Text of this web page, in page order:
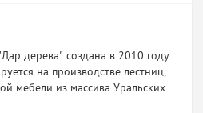
дерева" создана в 2010 году.
на производстве лестниц,
мебели из массива Уральских